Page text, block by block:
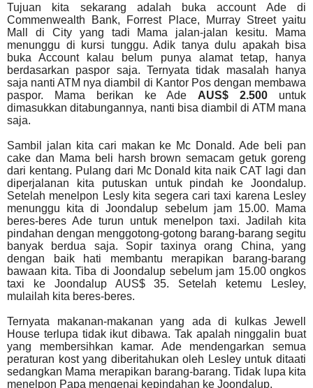
Tujuan kita sekarang adalah buka account Ade di
Commenwealth Bank, Forrest Place, Murray Street yaitu
Mall di City yang tadi Mama jalan-jalan kesitu. Mama
menunggu di kursi tunggu. Adik tanya dulu apakah bisa
buka Account kalau belum punya alamat tetap, hanya
berdasarkan paspor saja. Ternyata tidak masalah hanya
saja nanti ATM nya diambil di Kantor Pos dengan membawa
paspor. Mama berikan ke Ade AUS$ 2.500 untuk
dimasukkan ditabungannya, nanti bisa diambil di ATM mana
saja.
Sambil jalan kita cari makan ke Mc Donald. Ade beli pan
cake dan Mama beli harsh brown semacam getuk goreng
dari kentang. Pulang dari Mc Donald kita naik CAT lagi dan
diperjalanan kita putuskan untuk pindah ke Joondalup.
Setelah menelpon Lesly kita segera cari taxi karena Lesley
menunggu kita di Joondalup sebelum jam 15.00. Mama
beres-beres Ade turun untuk menelpon taxi. Jadilah kita
pindahan dengan menggotong-gotong barang-barang segitu
banyak berdua saja. Sopir taxinya orang China, yang
dengan baik hati membantu merapikan barang-barang
bawaan kita. Tiba di Joondalup sebelum jam 15.00 ongkos
taxi ke Joondalup AUS$ 35. Setelah ketemu Lesley,
mulailah kita beres-beres.
Ternyata makanan-makanan yang ada di kulkas Jewell
House terlupa tidak ikut dibawa. Tak apalah ninggalin buat
yang membersihkan kamar. Ade mendengarkan semua
peraturan kost yang diberitahukan oleh Lesley untuk ditaati
sedangkan Mama merapikan barang-barang. Tidak lupa kita
menelpon Papa mengenai kepindahan ke Joondalup.